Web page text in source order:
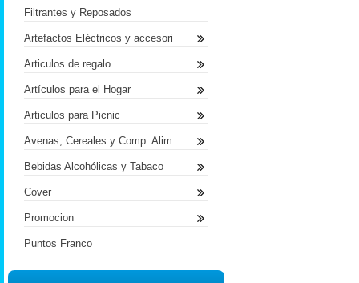
Filtrantes y Reposados
Artefactos Eléctricos y accesori
Articulos de regalo
Artículos para el Hogar
Articulos para Picnic
Avenas, Cereales y Comp. Alim.
Bebidas Alcohólicas y Tabaco
Cover
Promocion
Puntos Franco